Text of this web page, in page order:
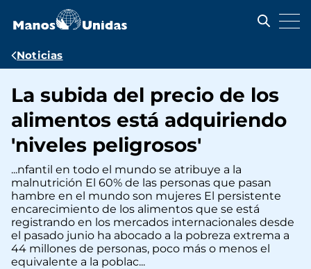
contenido
Ruta
navegación
Noticias
La subida del precio de los
alimentos está adquiriendo
'niveles peligrosos'
...nfantil en todo el mundo se atribuye a la
malnutrición El 60% de las personas que pasan
hambre en el mundo son mujeres El persistente
encarecimiento de los alimentos que se está
registrando en los mercados internacionales desde
el pasado junio ha abocado a la pobreza extrema a
44 millones de personas, poco más o menos el
equivalente a la poblac...